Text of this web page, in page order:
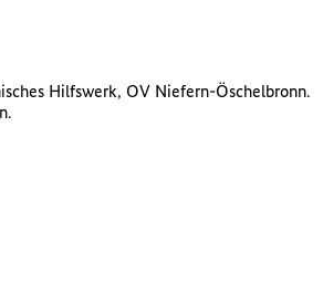
Hilfswerk, OV Niefern-Öschelbronn.